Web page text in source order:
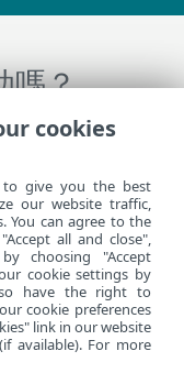
嗎？
cookies
to give you the best
our website traffic,
You can agree to the
all and close",
choosing "Accept
cookie settings by
have the right to
cookie preferences
link in our website
available). For more